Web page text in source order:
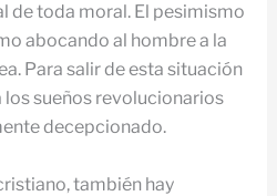
de toda moral. El pesimismo
abocando al hombre a la
Para salir de esta situación
los sueños revolucionarios
decepcionado.
también hay